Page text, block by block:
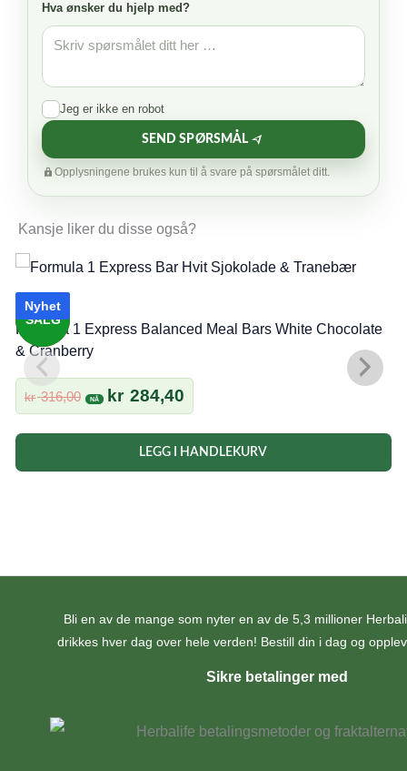
Hva ønsker du hjelp med?
Jeg er ikke en robot
SEND SPØRSMÅL
Opplysningene brukes kun til å svare på spørsmålet ditt.
Kansje liker du disse også?
SALG
Nyhet
Formula 1 Express Balanced Meal Bars White Chocolate
& Cranberry
kr316,00 Opprinnelig
pris
var:
kr 316,00.
kr 284,40
pris
er:
kr 284,40.
LEGG I HANDLEKURV
Bli en av de mange som nyter en av de 5,3 millioner
drikkes hver dag over hele verden! Bestill din i dag og
Sikre betalinger med